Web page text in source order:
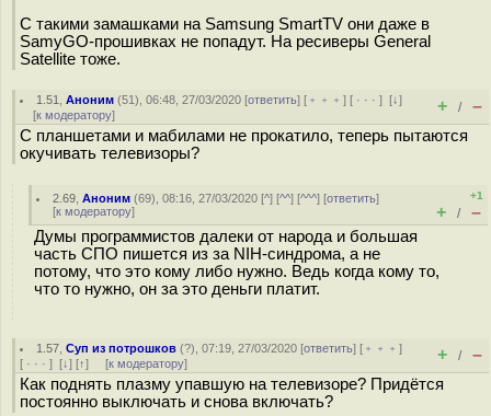
С такими замашками на Samsung SmartTV они даже в
SamyGO-прошивках не попадут. На ресиверы General
Satellite тоже.
1.51 ,Аноним (51), 06:48, 27/03/2020 [ответить] [ ﹢﹢﹢] [ · · ·][↓]
[к модератору] + / –
С планшетами и мабилами не прокатило, теперь пытаются
окучивать телевизоры?
2.69 ,Аноним (69), 08:16, 27/03/2020 [^] [^^] [^^^] [ответить]
[к модератору]
+1
+ / –
Думы программистов далеки от народа и большая
часть СПО пишется из за NIH-синдрома, а не
потому, что это кому либо нужно. Ведь когда кому то,
что то нужно, он за это деньги платит.
1.57 ,Суп из потрошков (?), 07:19, 27/03/2020 [ответить] [ ﹢﹢﹢]
[ · · · ] [↓] [↑] [к модератору] + / –
Как поднять плазму упавшую на телевизоре? Придётся
постоянно выключать и снова включать?